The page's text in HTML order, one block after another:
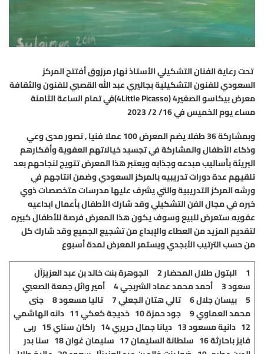
تحت رعاية الفنان التشكيلي الأستاذ نهار مرزوق أفتتح المركز
السعودي للفنون التشكيلية بجاليري عبد الله القصبي للفنون والثقافة
معرض بيكاسو الصغير4 (
4Little Picasso
)في تمام الساعة الثامنة
مساء يوم الخميسفي16
/
2
/
2023
وبمشاركة 36 طفلا يضم المعرض 100 عملا فنيا
, تصور مدى وعي
وذكاء الأطفال والمشاركة في تجسيد خيالاتهم العفوية وأفكارهم
البريئة بأساليب مبدعه وجذابه ويعتبر هذا المعرض تتويج لنجاحهم بعد
تلقيهم عدة دورات تدريبيه بالمركز السعودي وضمن انتاجهم في
ورشه المركز التدريبية والتي يشرف عليها مدرسات متخصصات ذوي
خبره في مجال الفن التشكيلي وقد شارك الأطفال بأعمال ابداعيه
عفويه ستعرض للبيع وسوف يكون هذا المعرض فرصة للأطفال كبيره
لتقديم المزيد من العطاء والإبداع من تشجيع الجميع وقد شارك كل
من حسب الترتيب الأبجدي ويستمر المعرض لمدة أسبوع
1 البتول طلال المحضار
2 الجوهرة بنت خالد بن عبد العزيزآل
سعود3 أحمد محمد عماد الشربجي
4 أمير وائل جمعة الصعبي
5 بيسان جلال
6 تالي هتان الجعلي 7 تاليا مسعود
8 جنى
محمد العماوي9 جود حمزة 10 خديجة كعكي
11 دانه الهاشمي
12 دانية مسعود
13 ديانا جمال حريري 14 راكان سناي
15 ربى
فايز باحارثة16 سلطانة السليمان 17 سليمان غوان
18 سنا بدر